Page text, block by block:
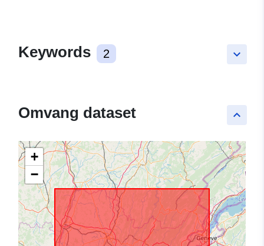
keyboard_arrow_down
Keywords 2
keyboard_arrow_up
Omvang dataset
+
−